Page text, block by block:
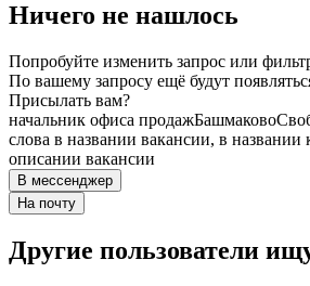
Ничего не нашлось
Попробуйте изменить запрос или
По вашему запросу ещё будут
Присылать вам?
начальник офиса продажБашмаково
слова в названии вакансии, в
описании вакансии
В мессенджер
На почту
Другие пользователи